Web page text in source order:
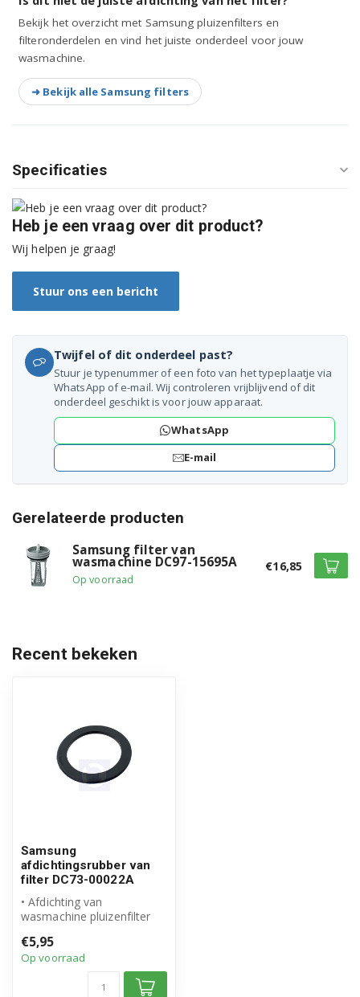
B1276GSC/HAC
B1276GWW/HAC
B1288NSC/HAC
B1288NWC/HAC
B1289NSC/HAC
J1025/HAC
J120VSS/HAC
J121NSH/HAC
J121NWH/HAC
J1235C/HAC
J1236S/HAC
J1243/HC
J1243S/HC
J1252SUU/HC
J1252UU/HC
J1254/HC
Bekijk het overzicht met Samsung pluizenfilters en
filteronderdelen en vind het juiste onderdeel voor jouw
wasmachine.
➜ Bekijk alle Samsung filters
Specificaties
Heb je een vraag over dit product?
Wij helpen je graag!
Stuur ons een bericht
Twijfel of dit onderdeel past?
Stuur je typenummer of een foto van het typeplaatje via
WhatsApp of e-mail. Wij controleren vrijblijvend of dit
onderdeel geschikt is voor jouw apparaat.
WhatsApp
E-mail
Gerelateerde producten
Samsung filter van
wasmachine DC97-15695A
Op voorraad
€16,85
Recent bekeken
Samsung
afdichtingsrubber van
filter DC73-00022A
• Afdichting van
wasmachine pluizenfilter
product
• Artike...
€5,95
Op voorraad